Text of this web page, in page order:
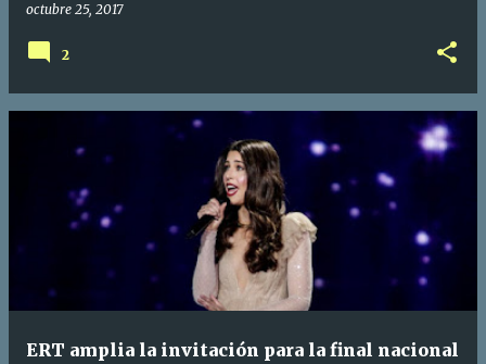
octubre 25, 2017
2
ERT amplia la invitación para la final nacional